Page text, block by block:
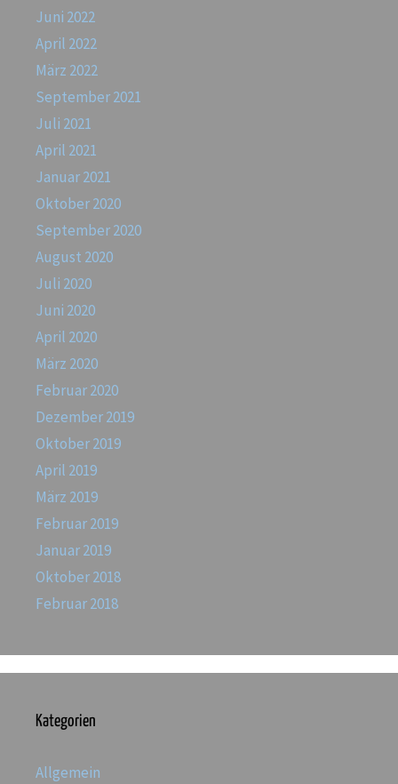
Juni 2022
April 2022
März 2022
September 2021
Juli 2021
April 2021
Januar 2021
Oktober 2020
September 2020
August 2020
Juli 2020
Juni 2020
April 2020
März 2020
Februar 2020
Dezember 2019
Oktober 2019
April 2019
März 2019
Februar 2019
Januar 2019
Oktober 2018
Februar 2018
Kategorien
Allgemein